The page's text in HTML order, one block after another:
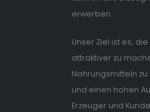
erwerben.
Unser Ziel ist es,
attraktiver zu
Nahrungsmitteln
und einen hohen
Erzeuger und